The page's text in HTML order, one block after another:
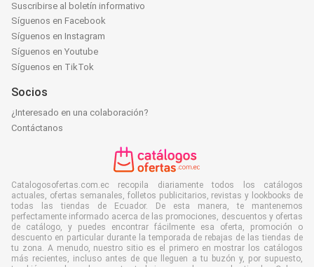
Suscribirse al boletín informativo
Síguenos en Facebook
Síguenos en Instagram
Síguenos en Youtube
Síguenos en TikTok
Socios
¿Interesado en una colaboración?
Contáctanos
Catalogosofertas.com.ec recopila diariamente todos los catálogos
actuales, ofertas semanales, folletos publicitarios, revistas y lookbooks de
todas las tiendas de Ecuador. De esta manera, te mantenemos
perfectamente informado acerca de las promociones, descuentos y ofertas
de catálogo, y puedes encontrar fácilmente esa oferta, promoción o
descuento en particular durante la temporada de rebajas de las tiendas de
tu zona. A menudo, nuestro sitio es el primero en mostrar los catálogos
más recientes, incluso antes de que lleguen a tu buzón y, por supuesto,